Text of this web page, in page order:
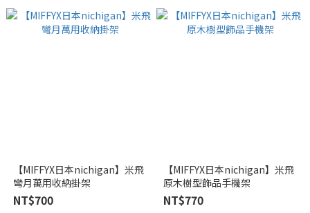
【MIFFYX日本nichigan】米飛
彎月萬用收納掛架
NT$700
【MIFFYX日本nichigan】米飛
原木樹型飾品手機架
NT$770